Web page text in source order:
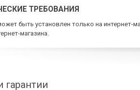
ТРЕБОВАНИЯ
быть установлен только на интернет-
магазина.
гарантии